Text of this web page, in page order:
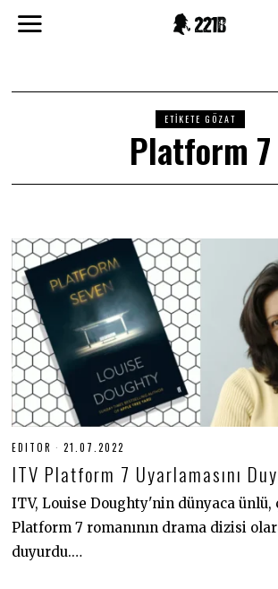
ETIKETE GÖZAT
Platform 7
EDITOR 21.07.2022
.
7
.
2
ITV Platform 7 Uyarlamasını
ITV, Louise Doughty'nin dünyaca ünlü,
Platform 7 romanının drama dizisi
duyurdu.…